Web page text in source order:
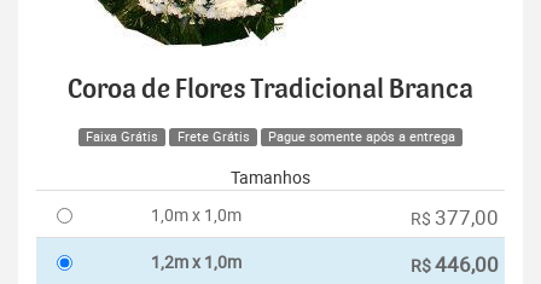
Coroa de Flores Tradicional Branca
Faixa Grátis Frete Grátis Pague somente após a entrega
Tamanhos
1,0m x 1,0m
R$ 377,00
1,2m x 1,0m R$446,00